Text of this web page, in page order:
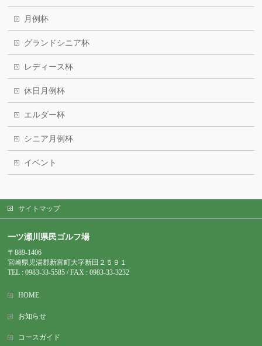
月例杯
グランドシニア杯
レディース杯
休日月例杯
エルダー杯
シニア月例杯
イベント
サイトマップ
一ツ瀬川県民ゴルフ場
〒889-1406
宮崎県児湯郡新富町大字新田２５９１
TEL : 0983-33-5585 / FAX : 0983-33-3232
HOME
お知らせ
コースガイド